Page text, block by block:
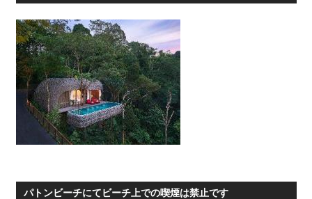
パトンビーチにてビーチ上での喫煙は禁止です